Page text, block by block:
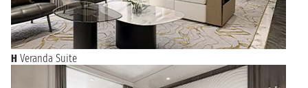
H Veranda Suite